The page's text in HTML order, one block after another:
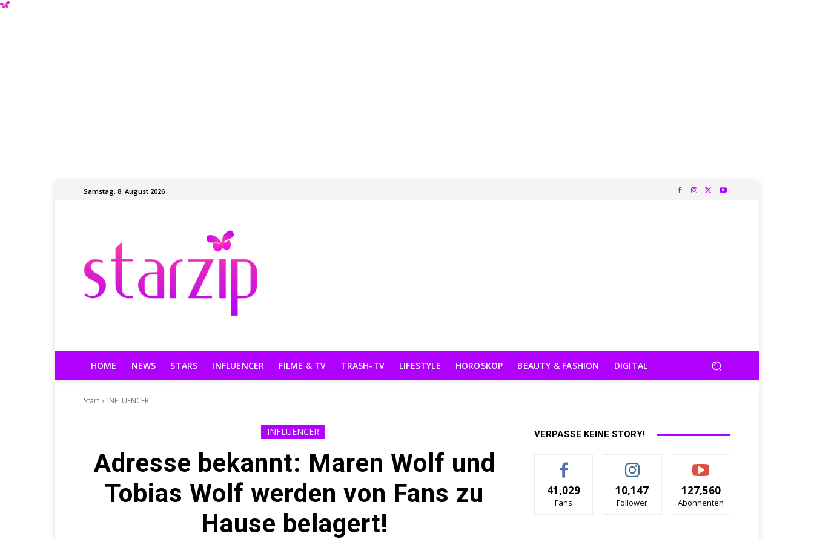
Samstag, 8. August 2026
HOME NEWS STARS INFLUENCER FILME & TV TRASH-TV LIFESTYLE HOROSKOP BEAUTY & FASHION DIGITAL
Start INFLUENCER
INFLUENCER
Adresse bekannt: Maren Wolf und
Tobias Wolf werden von Fans zu
Hause belagert!
VERPASSE KEINE STORY!
41,029
Fans
10,147
Follower
127,560
Abonnenten